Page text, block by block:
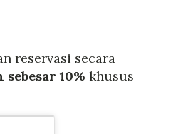
reservasi secara
10% khusus